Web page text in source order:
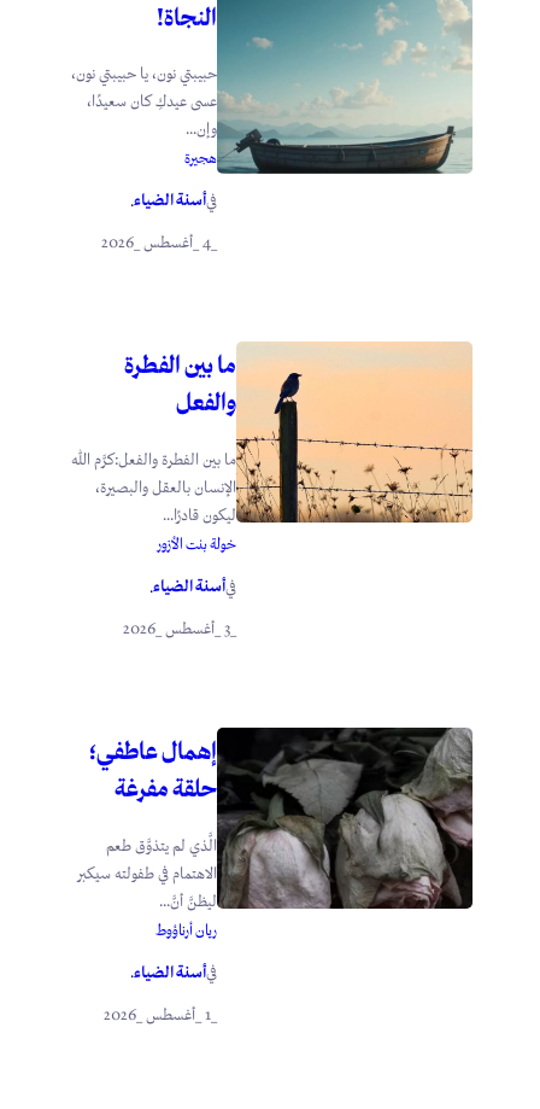
النجاة!
حبيبتي نون، يا حبيبتي نون،
عسى عيدكِ كان سعيدًا،
وإن...
هجيرة
فيأسنة الضياء.
_4 _أغسطس _2026
ما بين الفطرة
والفعل
ما بين الفطرة والفعل:كرَّم الله
الإنسان بالعقل والبصيرة،
ليكون قادرًا...
خولة بنت الأزور
فيأسنة الضياء.
إهمال عاطفي؛
حلقة مفرغة
الَّذي لم يتذوَّق طعم
الاهتمام في طفولته سيكبر
ليظنَّ أنَّ...
ريان أرناؤوط
فيأسنة الضياء.
_1 _أغسطس _2026